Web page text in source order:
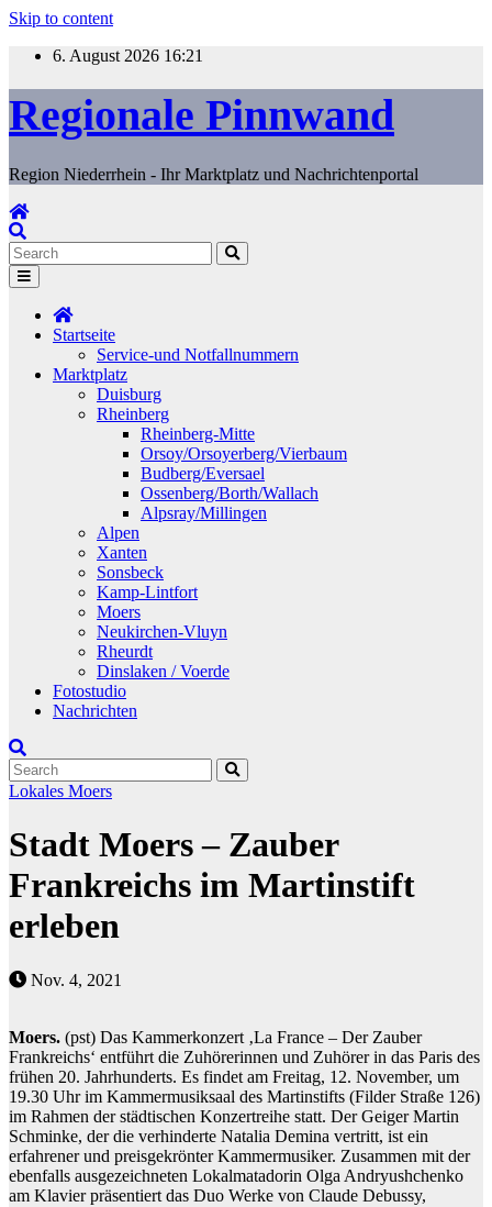
Skip to content
6. August 2026 16:21
Regionale Pinnwand
Region Niederrhein - Ihr Marktplatz und Nachrichtenportal
Startseite
Service-und Notfallnummern
Marktplatz
Duisburg
Rheinberg
Rheinberg-Mitte
Orsoy/Orsoyerberg/Vierbaum
Budberg/Eversael
Ossenberg/Borth/Wallach
Alpsray/Millingen
Alpen
Xanten
Sonsbeck
Kamp-Lintfort
Moers
Neukirchen-Vluyn
Rheurdt
Dinslaken / Voerde
Fotostudio
Nachrichten
Lokales Moers
Stadt Moers – Zauber
Frankreichs im Martinstift
erleben
Nov. 4, 2021
Moers. (pst) Das Kammerkonzert ‚La France – Der Zauber
Frankreichs‘ entführt die Zuhörerinnen und Zuhörer in das Paris des
frühen 20. Jahrhunderts. Es findet am Freitag, 12. November, um
19.30 Uhr im Kammermusiksaal des Martinstifts (Filder Straße 126)
im Rahmen der städtischen Konzertreihe statt. Der Geiger Martin
Schminke, der die verhinderte Natalia Demina vertritt, ist ein
erfahrener und preisgekrönter Kammermusiker. Zusammen mit der
ebenfalls ausgezeichneten Lokalmatadorin Olga Andryushchenko
am Klavier präsentiert das Duo Werke von Claude Debussy,